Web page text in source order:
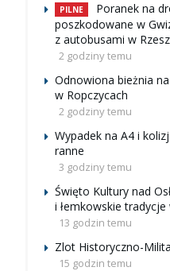
PILNE
Poranek na
poszkodowane w
z autobusami w
2 godziny temu
Odnowiona bieżnia
w Ropczycach
2 godziny temu
Wypadek na A4 i
ranne
3 godziny temu
Święto Kultury nad
i łemkowskie
13 godzin temu
Zlot Historyczno-
15 godzin temu